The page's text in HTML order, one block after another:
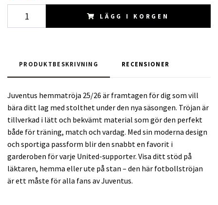
LÄGG I KORGEN
PRODUKTBESKRIVNING RECENSIONER
Juventus hemmatröja 25/26 är framtagen för dig som vill
bära ditt lag med stolthet under den nya säsongen. Tröjan är
tillverkad i lätt och bekvämt material som gör den perfekt
både för träning, match och vardag. Med sin moderna design
och sportiga passform blir den snabbt en favorit i
garderoben för varje United-supporter. Visa ditt stöd på
läktaren, hemma eller ute på stan – den här fotbollströjan
är ett måste för alla fans av Juventus.